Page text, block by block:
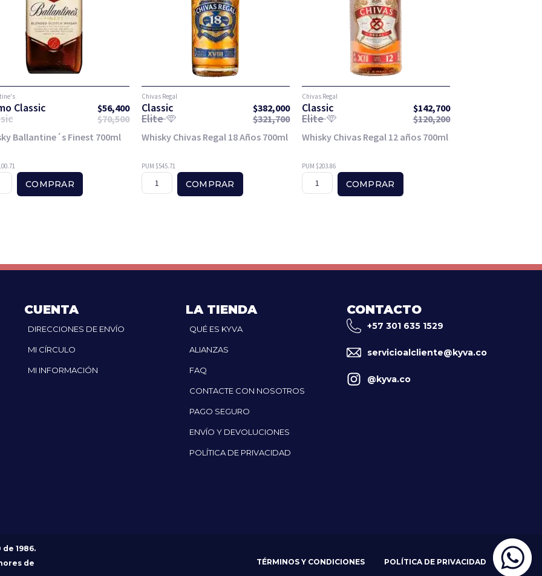
Classic $56,400
$70,500
Ballantine´s Finest 700ml
COMPRAR
Chivas Regal
Classic $382,000
Elite $321,700
Whisky Chivas Regal 18 Años 700ml
PUM $545.71
COMPRAR
Chivas Regal
Classic $142,700
Elite $120,200
Whisky Chivas Regal 12 años 700ml
PUM $203.86
COMPRAR
CUENTA
DIRECCIONES DE ENVÍO
MI CÍRCULO
MI INFORMACIÓN
LA TIENDA
QUÉ ES KYVA
ALIANZAS
FAQ
CONTACTE CON NOSOTROS
PAGO SEGURO
ENVÍO Y DEVOLUCIONES
POLÍTICA DE PRIVACIDAD
CONTACTO
+57 301 635 1529
servicioalcliente@kyva.co
@kyva.co
1986.
de
TÉRMINOS Y CONDICIONES POLÍTICA DE PRIVACIDAD